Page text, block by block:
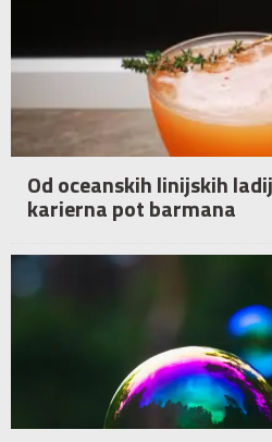
Od oceanskih linijskih
karierna pot barmana